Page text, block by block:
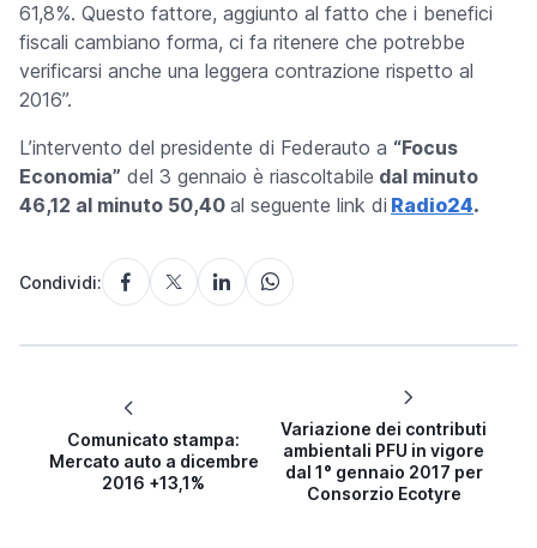
61,8%. Questo fattore, aggiunto al fatto che i benefici
fiscali cambiano forma, ci fa ritenere che potrebbe
verificarsi anche una leggera contrazione rispetto al
2016”.
L’intervento del presidente di Federauto a “Focus
Economia” del 3 gennaio è riascoltabile dal minuto
46,12 al minuto 50,40 al seguente link di Radio24.
Condividi:
Comunicato stampa:
Mercato auto a dicembre
2016 +13,1%
Variazione dei contributi
ambientali PFU in vigore
dal 1° gennaio 2017 per
Consorzio Ecotyre